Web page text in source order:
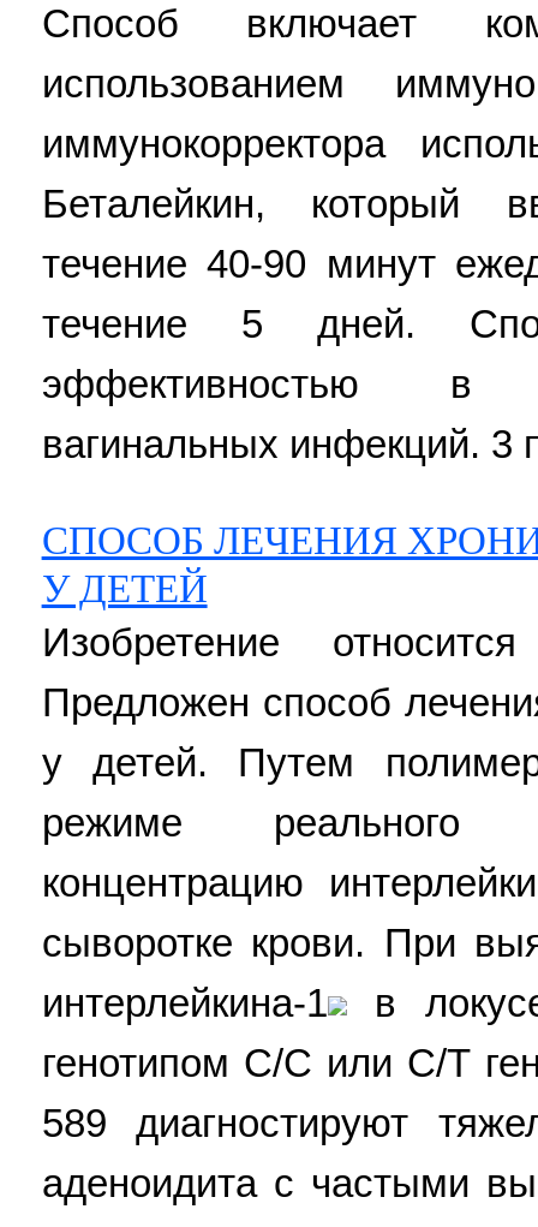
Способ включает
использованием
иммунокорректора
Беталейкин, который
течение 40-90 минут
течение 5 дней.
эффективностью в
вагинальных инфекций. 3
СПОСОБ ЛЕЧЕНИЯ
У ДЕТЕЙ
Изобретение
Предложен способ
у детей. Путем
режиме реального
концентрацию
сыворотке крови. При
интерлейкина-1 в
генотипом С/С или С/Т
589 диагностируют
аденоидита с частыми